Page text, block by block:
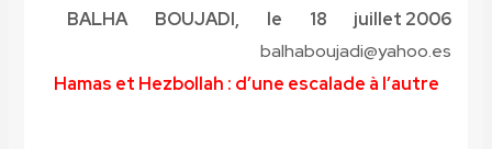
BALHA BOUJADI, le 18 juillet 2006
balhaboujadi@yahoo.es
Hamas et Hezbollah : d’une escalade à l’autre